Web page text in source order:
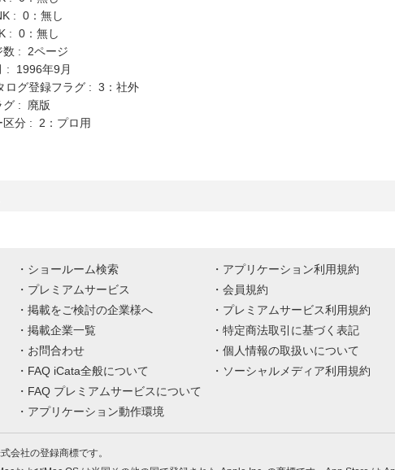
: 0：無し
: 0：無し
数 : 2ページ
: 1996年9月
ログ登録フラグ : 3：社外
グ : 廃版
区分 : 2：プロ用
ショールーム検索
プレミアムサービス
掲載をご検討の企業様へ
掲載企業一覧
お問合わせ
FAQ iCata全般について
FAQ プレミアムサービスについて
アプリケーション動作環境
アプリケーション利用規約
会員規約
プレミアムサービス利用規約
特定商法取引に基づく表記
個人情報の取扱いについて
ソーシャルメディア利用規約
会社の登録商標です。